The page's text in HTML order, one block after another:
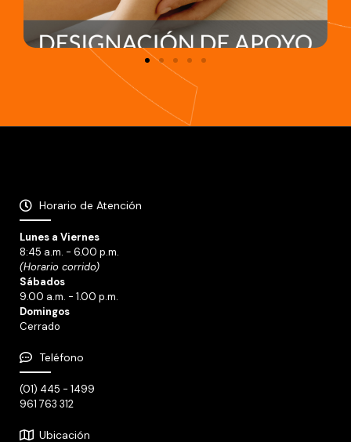
Horario de Atención
Lunes a Viernes
8:45 a.m. - 6.00 p.m.
(Horario corrido)
Sábados
9.00 a.m. - 1.00 p.m.
Domingos
Cerrado
Teléfono
(01) 445 - 1499
961 763 312
Ubicación